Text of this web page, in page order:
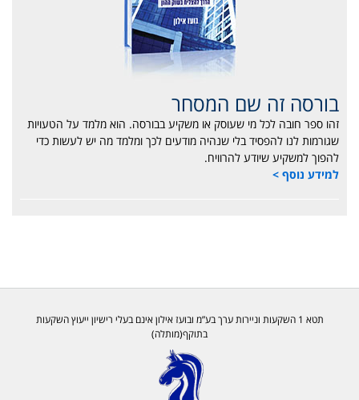
בורסה זה שם המסחר
זהו ספר חובה לכל מי שעוסק או משקיע בבורסה. הוא מלמד על הטעויות
שגורמות לנו להפסיד בלי שנהיה מודעים לכך ומלמד מה יש לעשות כדי
להפוך למשקיע שיודע להרוויח.
למידע נוסף >
תטא 1 השקעות וניירות ערך בע”מ ובועז אילון אינם בעלי רישיון ייעוץ השקעות
בתוקף(מותלה)